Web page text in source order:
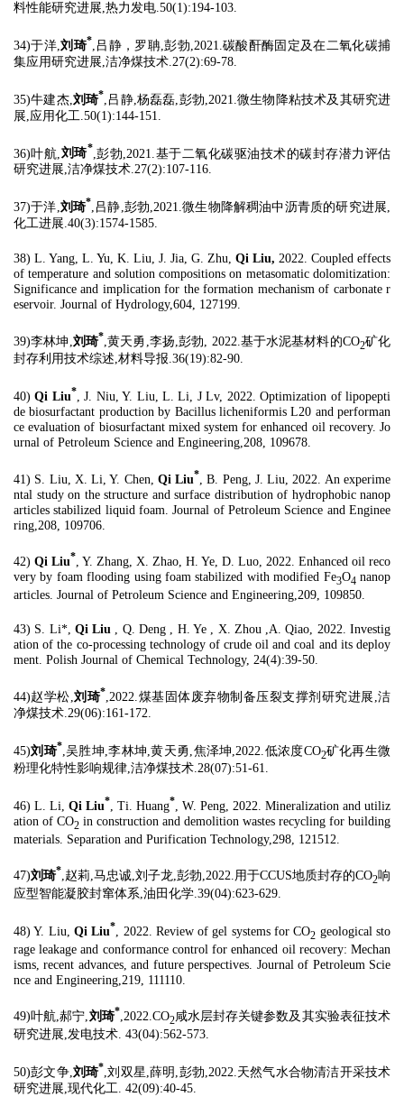
料性能研究进展,热力发电.50(1):194-103.
34)于洋,刘琦*,吕静，罗聃,彭勃,2021.碳酸酐酶固定及在二氧化碳捕
集应用研究进展,洁净煤技术.27(2):69-78.
35)牛建杰, 刘琦* ,吕静,杨磊磊,彭勃,2021.微生物降粘技术及其研究进
展,应用化工.50(1):144-151.
36)叶航, 刘琦* ,彭勃,2021.基于二氧化碳驱油技术的碳封存潜力评估
研究进展,洁净煤技术.27(2):107-116.
37)于洋, 刘琦* ,吕静,彭勃,2021.微生物降解稠油中沥青质的研究进展,
化工进展.40(3):1574-1585.
38) L. Yang, L. Yu, K. Liu, J. Jia, G. Zhu, Qi Liu, 2022. Coupled effects
of temperature and solution compositions on metasomatic dolomitization:
Significance and implication for the formation mechanism of carbonate r
eservoir. Journal of Hydrology,604, 127199.
39)李林坤, 刘琦* ,黄天勇,李扬,彭勃, 2022.基于水泥基材料的CO2矿化
封存利用技术综述,材料导报.36(19):82-90.
40)Qi Liu*, J. Niu, Y. Liu, L. Li, J Lv, 2022. Optimization of lipopepti
de biosurfactant production by Bacillus licheniformis L20 and performan
ce evaluation of biosurfactant mixed system for enhanced oil recovery. Jo
urnal of Petroleum Science and Engineering,208, 109678.
41) S. Liu, X. Li, Y. Chen, Qi Liu* , B. Peng, J. Liu, 2022. An experime
ntal study on the structure and surface distribution of hydrophobic nanop
articles stabilized liquid foam. Journal of Petroleum Science and Enginee
ring,208, 109706.
42) Qi Liu*, Y. Zhang, X. Zhao, H. Ye, D. Luo, 2022. Enhanced oil reco
very by foam flooding using foam stabilized with modified Fe3O4 nanop
articles. Journal of Petroleum Science and Engineering,209, 109850.
43) S. Li*, Qi Liu , Q. Deng , H. Ye , X. Zhou ,A. Qiao, 2022. Investig
ation of the co-processing technology of crude oil and coal and its deploy
ment. Polish Journal of Chemical Technology, 24(4):39-50.
44)赵学松, 刘琦* ,2022.煤基固体废弃物制备压裂支撑剂研究进展,洁
净煤技术.29(06):161-172.
45)刘琦* ,吴胜坤,李林坤,黄天勇,焦泽坤,2022.低浓度CO2矿化再生微
粉理化特性影响规律,洁净煤技术.28(07):51-61.
46) L. Li, Qi Liu* , Ti. Huang* , W. Peng, 2022. Mineralization and utiliz
ation of CO2 in construction and demolition wastes recycling for building
materials. Separation and Purification Technology,298, 121512.
47)刘琦*,赵莉,马忠诚,刘子龙,彭勃,2022.用于CCUS地质封存的CO2响
应型智能凝胶封窜体系,油田化学.39(04):623-629.
48) Y. Liu, Qi Liu* , 2022. Review of gel systems for CO2 geological sto
rage leakage and conformance control for enhanced oil recovery: Mechan
isms, recent advances, and future perspectives. Journal of Petroleum Scie
nce and Engineering,219, 111110.
49)叶航,郝宁,刘琦*,2022.CO2咸水层封存关键参数及其实验表征技术
研究进展,发电技术. 43(04):562-573.
50)彭文争, 刘琦* ,刘双星,薛明,彭勃,2022.天然气水合物清洁开采技术
研究进展,现代化工. 42(09):40-45.